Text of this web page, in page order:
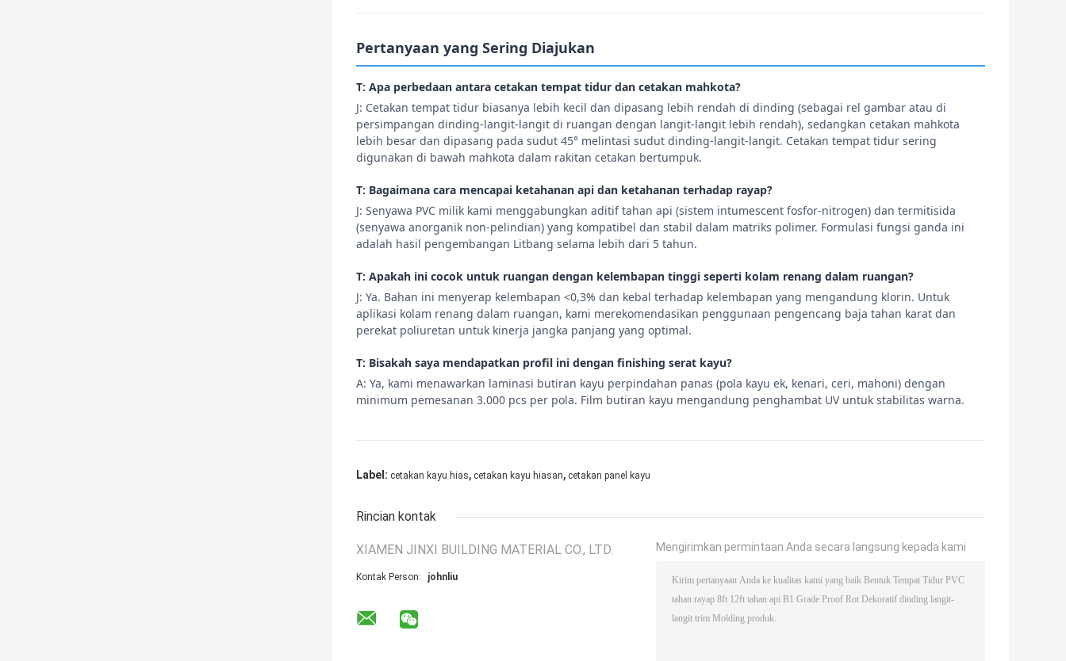
Pertanyaan yang Sering Diajukan
T: Apa perbedaan antara cetakan tempat tidur dan cetakan mahkota?
J: Cetakan tempat tidur biasanya lebih kecil dan dipasang lebih rendah di dinding (sebagai rel gambar atau di
persimpangan dinding-langit-langit di ruangan dengan langit-langit lebih rendah), sedangkan cetakan mahkota
lebih besar dan dipasang pada sudut 45° melintasi sudut dinding-langit-langit. Cetakan tempat tidur sering
digunakan di bawah mahkota dalam rakitan cetakan bertumpuk.
T: Bagaimana cara mencapai ketahanan api dan ketahanan terhadap rayap?
J: Senyawa PVC milik kami menggabungkan aditif tahan api (sistem intumescent fosfor-nitrogen) dan termitisida
(senyawa anorganik non-pelindian) yang kompatibel dan stabil dalam matriks polimer. Formulasi fungsi ganda ini
adalah hasil pengembangan Litbang selama lebih dari 5 tahun.
T: Apakah ini cocok untuk ruangan dengan kelembapan tinggi seperti kolam renang dalam ruangan?
J: Ya. Bahan ini menyerap kelembapan <0,3% dan kebal terhadap kelembapan yang mengandung klorin. Untuk
aplikasi kolam renang dalam ruangan, kami merekomendasikan penggunaan pengencang baja tahan karat dan
perekat poliuretan untuk kinerja jangka panjang yang optimal.
T: Bisakah saya mendapatkan profil ini dengan finishing serat kayu?
A: Ya, kami menawarkan laminasi butiran kayu perpindahan panas (pola kayu ek, kenari, ceri, mahoni) dengan
minimum pemesanan 3.000 pcs per pola. Film butiran kayu mengandung penghambat UV untuk stabilitas warna.
Label: cetakan kayu hias, cetakan kayu hiasan, cetakan panel kayu
Rincian kontak
XIAMEN JINXI BUILDING MATERIAL CO., LTD.
Kontak Person: johnliu
Mengirimkan permintaan Anda secara langsung kepada kami